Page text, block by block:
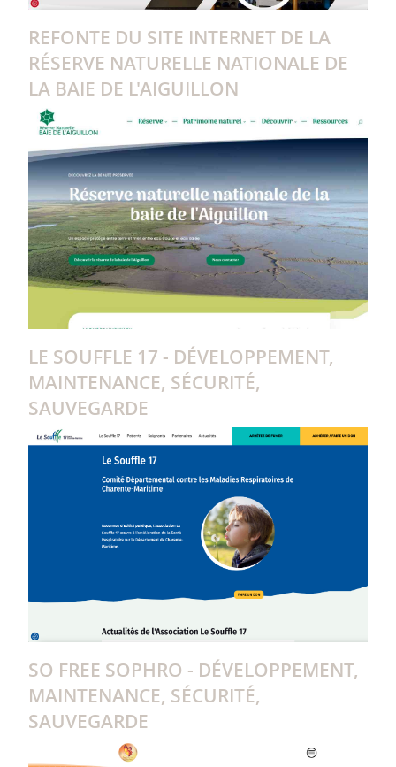
REFONTE DU SITE INTERNET DE LA
RÉSERVE NATURELLE NATIONALE DE
LA BAIE DE L'AIGUILLON
LE SOUFFLE 17 - DÉVELOPPEMENT,
MAINTENANCE, SÉCURITÉ,
SAUVEGARDE
SO FREE SOPHRO - DÉVELOPPEMENT,
MAINTENANCE, SÉCURITÉ,
SAUVEGARDE